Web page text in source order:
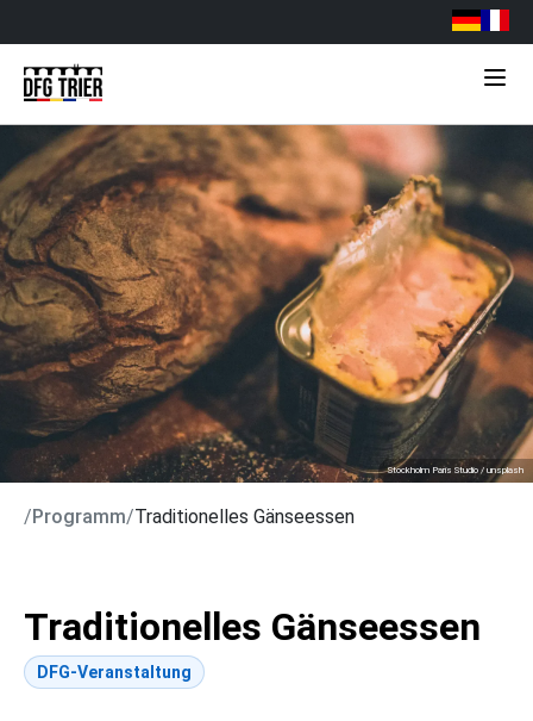
Stockholm Paris Studio / unsplash
/Programm/Traditionelles Gänseessen
Traditionelles Gänseessen
DFG-Veranstaltung